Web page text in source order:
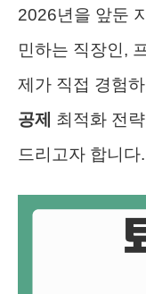
2026년을 앞둔
민하는 직장인,
제가 직접 경험
공제
최적화 전
드리고자 합니다.